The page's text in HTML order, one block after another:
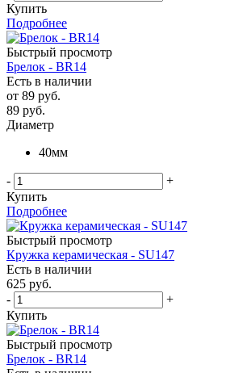
Купить
Подробнее
Быстрый просмотр
Брелок - BR14
Есть в наличии
от 89 руб.
89 руб.
Диаметр
40мм
-
+
Купить
Подробнее
Быстрый просмотр
Кружка керамическая - SU147
Есть в наличии
625 руб.
-
+
Купить
Быстрый просмотр
Брелок - BR14